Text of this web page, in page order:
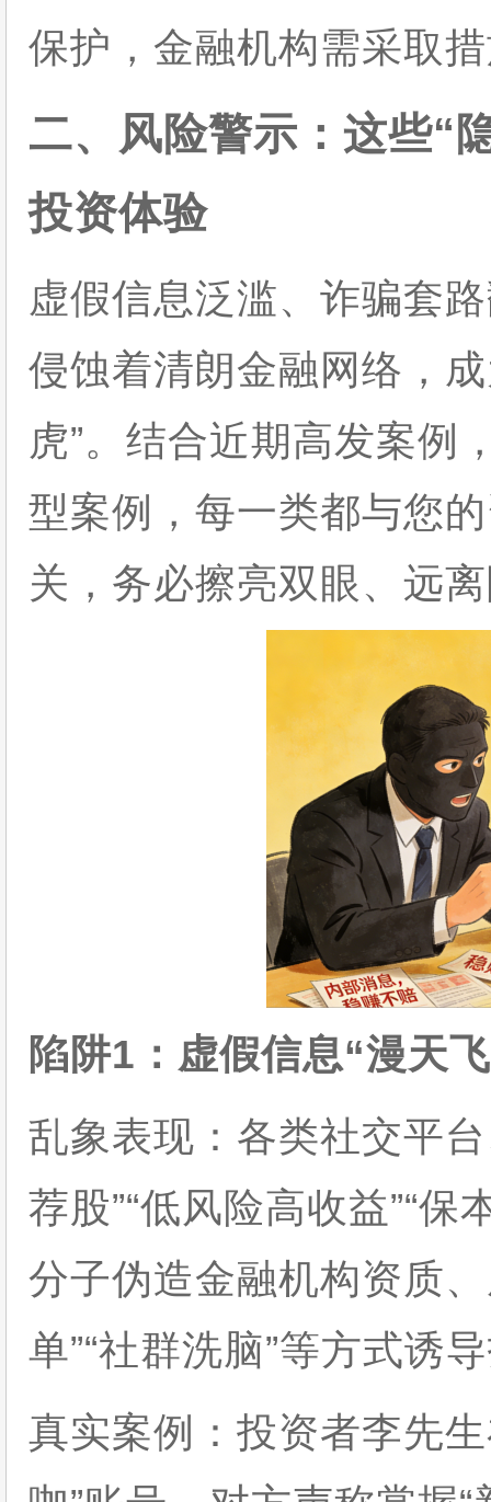
保护，金融机构需采取
二、风险警示：这些“
投资体验
虚假信息泛滥、诈骗套
侵蚀着清朗金融网络，
虎”。结合近期高发案例
型案例，每一类都与您
关，务必擦亮双眼、远
陷阱1：虚假信息“漫天
乱象表现：各类社交平
荐股”“低风险高收益”“
分子伪造金融机构资质
单”“社群洗脑”等方式诱
真实案例：投资者李先